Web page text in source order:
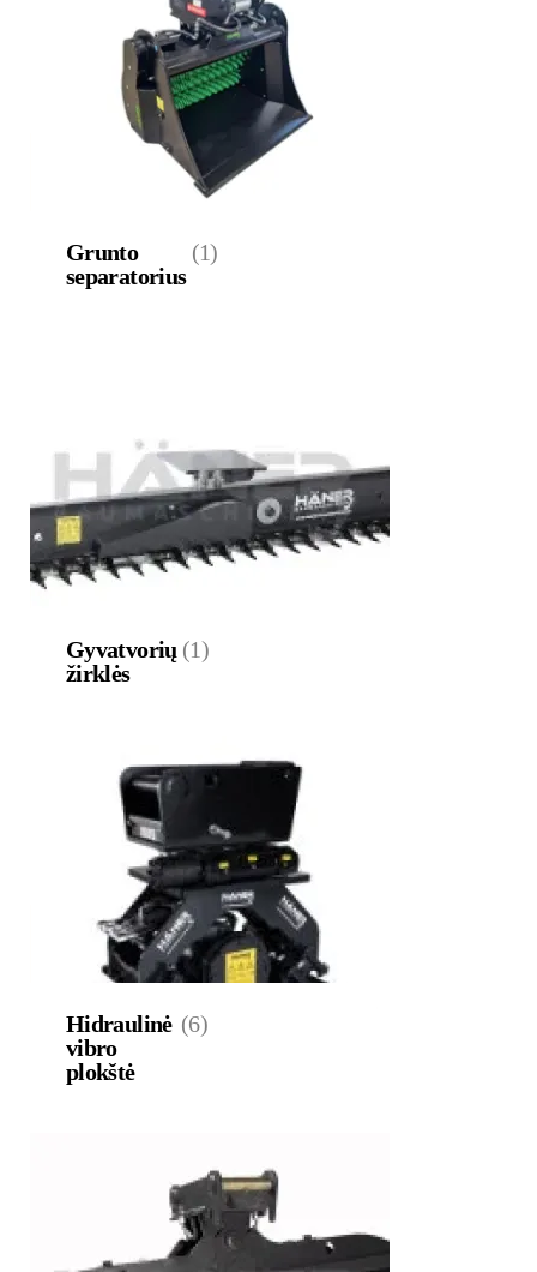
Grunto
separatorius
(1)
Gyvatvorių
žirklės
(1)
Hidraulinė
vibro
plokštė
(6)